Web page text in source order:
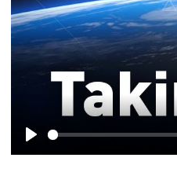
Play